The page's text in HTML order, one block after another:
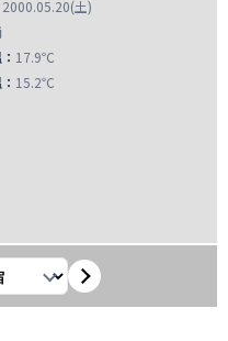
2000.05.20(土)
17.9℃
15.2℃
選択